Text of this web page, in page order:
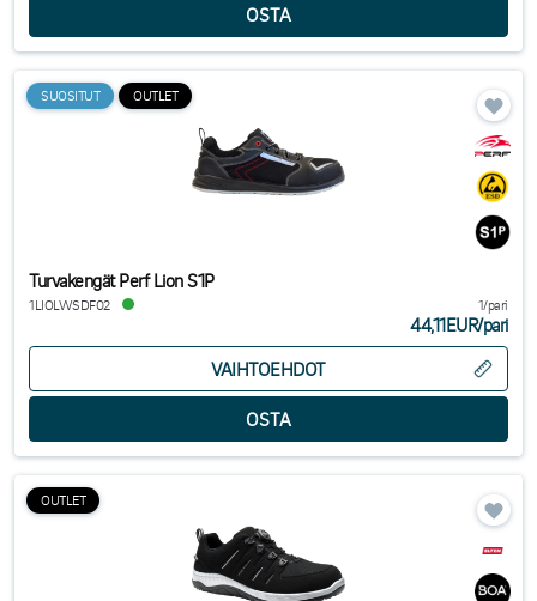
SUOSITUT OUTLET
Turvakengät Perf Lion S1P
1LIOLWSDF02 1/pari
44,11EUR/pari
VAIHTOEHDOT
OUTLET